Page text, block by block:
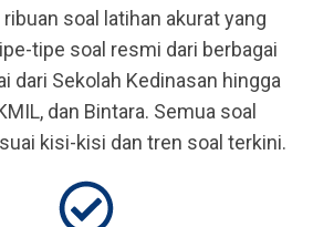
soal latihan akurat yang
tipe soal resmi dari berbagai
dari Sekolah Kedinasan hingga
dan Bintara. Semua soal
kisi-kisi dan tren soal terkini.